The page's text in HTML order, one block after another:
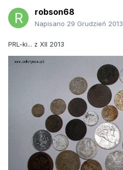
robson68
Napisano 29 Grudzień 2013
PRL-ki... z XII 2013